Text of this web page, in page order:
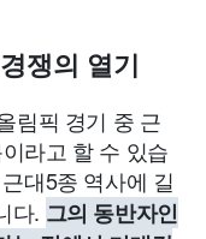
쟁의 열기
림픽 경기 중 근
라고 할 수 있습
대5종 역사에 길
다. 그의 동반자인